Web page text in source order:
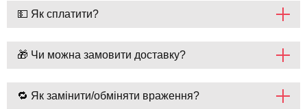
💵 Як сплатити?
🎁 Чи можна замовити доставку?
🔁 Як замінити/обміняти враження?